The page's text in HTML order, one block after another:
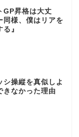
GP昇格は大丈
様、僕はリアを
』
シ操縦を真似しよ
きなかった理由